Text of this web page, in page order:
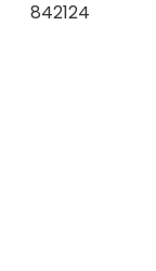
842124